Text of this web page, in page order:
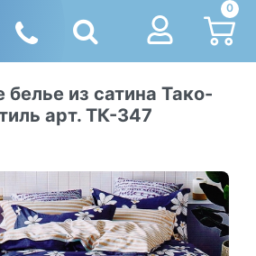
0
белье из сатина Тако-
арт. ТК-347